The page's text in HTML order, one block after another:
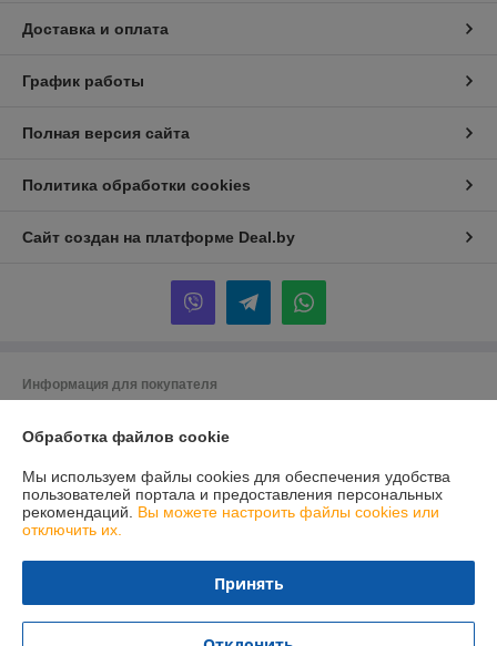
Доставка и оплата
График работы
Полная версия сайта
Политика обработки cookies
Сайт создан на платформе Deal.by
Информация для покупателя
д. Тюхиничи, ул. Мира 67А, Беларусь
Регистрационный номер ЕГР: 290296127
УНП: 290296127
комитет
Дата регистрации компании: 24.04.2003
Ссылка на свидетельство/лицензию
Обработка файлов cookie
Мы используем файлы cookies для обеспечения удобства
пользователей портала и предоставления персональных
рекомендаций. Вы можете настроить файлы cookies или
отключить их.
Принять